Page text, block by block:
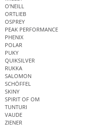
O'NEILL
ORTLIEB
OSPREY
PEAK PERFORMANCE
PHENIX
POLAR
PUKY
QUIKSILVER
RUKKA
SALOMON
SCHÖFFEL
SKINY
SPIRIT OF OM
TUNTURI
VAUDE
ZIENER